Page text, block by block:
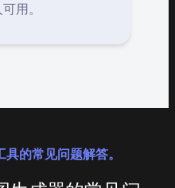
用。
的常见问题解答。